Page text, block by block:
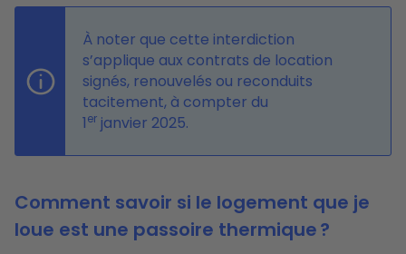
À noter que cette interdiction
s’applique aux contrats de location
signés, renouvelés ou reconduits
tacitement, à compter du
1er janvier 2025.
Comment savoir si le logement que je
loue est une passoire thermique ?